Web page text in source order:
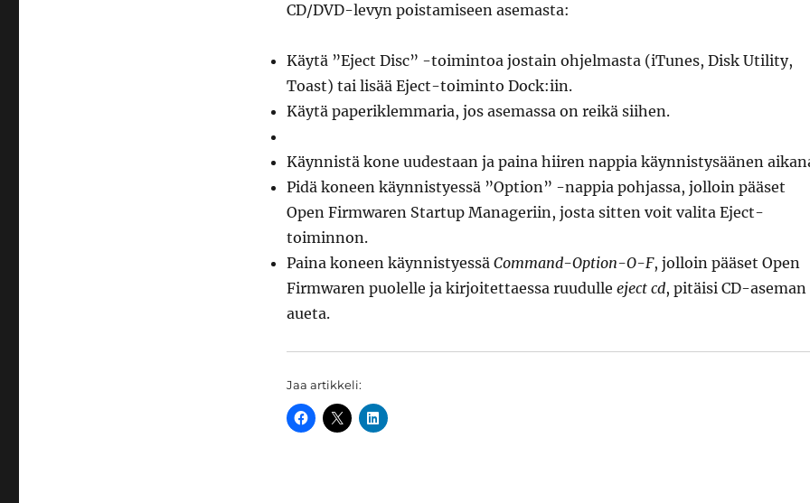
CD/DVD-levyn poistamiseen asemasta:
Käytä ”Eject Disc” -toimintoa jostain ohjelmasta (iTunes, Disk Utility,
Toast) tai lisää Eject-toiminto Dock:iin.
Käytä paperiklemmaria, jos asemassa on reikä siihen.
Käynnistä kone uudestaan ja paina hiiren nappia käynnistysäänen
Pidä koneen käynnistyessä ”Option” -nappia pohjassa, jolloin pääset
Open Firmwaren Startup Manageriin, josta sitten voit valita Eject-
toiminnon.
Paina koneen käynnistyessä Command-Option-O-F, jolloin pääset Open
Firmwaren puolelle ja kirjoitettaessa ruudulle eject cd, pitäisi CD-aseman
aueta.
Jaa artikkeli: